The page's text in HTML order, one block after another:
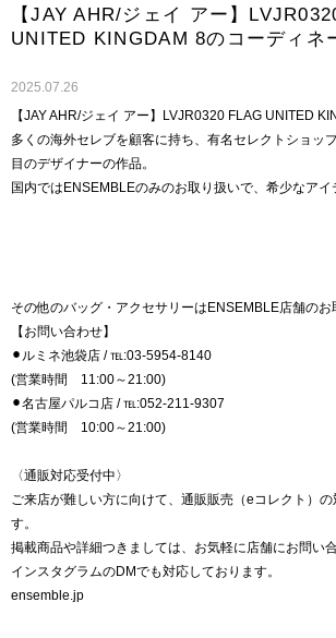
【JAY AHR/ジェイ アー】
UNITED KINGDAM 8のコーディネ
2025.07.26
【JAY AHR/ジェイ アー】LVJR0320 FLAG UNITED
多くの海外セレブを顧客に持ち、有名セレクトショッ
目のデザイナーの作品。
国内ではENSEMBLEのみのお取り扱いで、希少なアイ
その他のバッグ・アクセサリーはENSEMBLE店舗のお
【お問い合わせ】
⚫︎ルミネ池袋店 / ℡:03-5954-8140
(営業時間 11:00～21:00)
⚫︎名古屋パルコ店 / ℡:052-211-9307
(営業時間 10:00～21:00)
〈通販対応受付中〉
ご来店が難しい方に向けて、通販販売（eコレクト）の
す。
掲載商品や詳細つきましては、お気軽に店舗にお問い合
インスタグラムのDMでも対応しております。
ensemble.jp